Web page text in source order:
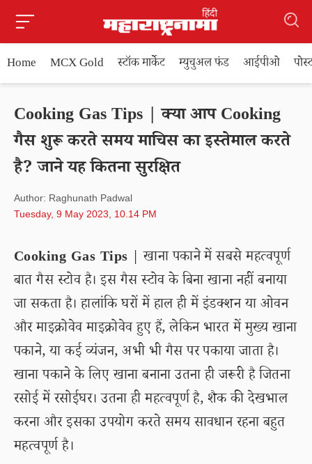
Home MCX Gold स्टॉक मार्केट म्युचुअल फंड आईपीओ
Cooking Gas Tips | क्या आप Cooking
गैस शुरू करते समय माचिस का इस्तेमाल करते
है? जाने यह कितना सुरक्षित
Author: Raghunath Padwal
Tuesday, 9 May 2023, 10.14 PM
Cooking Gas Tips | खाना पकाने में सबसे महत्वपूर्ण
बात गैस स्टोव है। इस गैस स्टोव के बिना खाना नहीं बनाया
जा सकता है। हालांकि घरों में हाल ही में इंडक्शन या ओवन
और माइक्रोवेव माइक्रोवेव हुए हैं, लेकिन भारत में मुख्य खाना
पकाने, या कई व्यंजन, अभी भी गैस पर पकाया जाता है।
खाना पकाने के लिए खाना बनाना उतना ही जरूरी है जितना
रसोई में रसोईघर। उतना ही महत्वपूर्ण है, शैक की देखभाल
करना और इसका उपयोग करते समय सावधान रहना बहुत
महत्वपूर्ण है।